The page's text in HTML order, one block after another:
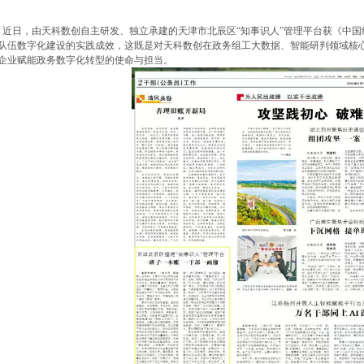
日，由天科数创自主研发、独立承建的天津市北辰区“知事识人”管理平台获《中
伍数字化建设的实践成效，这既是对天科数创在政务组工大数据、智能研判领域
业赋能政务数字化转型的使命与担当。